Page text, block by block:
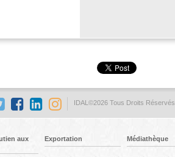
IDAL©2026 Tous Droits Réservés
aux
Exportation Médiathèque